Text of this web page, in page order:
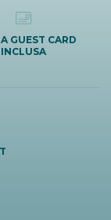
GUEST CARD
INCLUSA